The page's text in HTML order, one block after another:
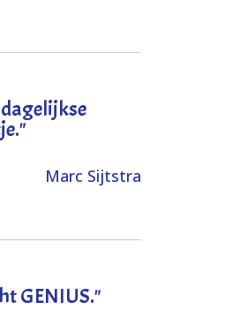
Marc Sijtstra
GENIUS."